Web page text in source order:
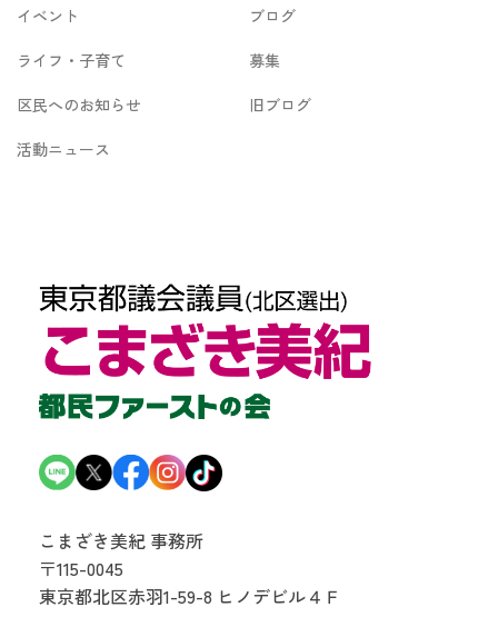
イベント
ブログ
ライフ・子育て
募集
区民へのお知らせ
旧ブログ
活動ニュース
こまざき美紀 事務所
〒115-0045
東京都北区赤羽1-59-8 ヒノデビル４Ｆ